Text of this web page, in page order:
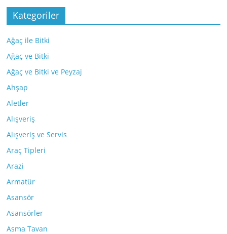
Kategoriler
Ağaç ile Bitki
Ağaç ve Bitki
Ağaç ve Bitki ve Peyzaj
Ahşap
Aletler
Alışveriş
Alışveriş ve Servis
Araç Tipleri
Arazi
Armatür
Asansör
Asansörler
Asma Tavan